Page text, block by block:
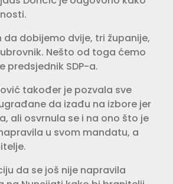
da dobijemo dvije, tri županije,
Nešto od toga ćemo
predsjednik SDP-a.
također je pozvala sve
da izađu na izbore jer
ali osvrnula se i na ono što je
u svom mandatu, a
da se još nije napravila